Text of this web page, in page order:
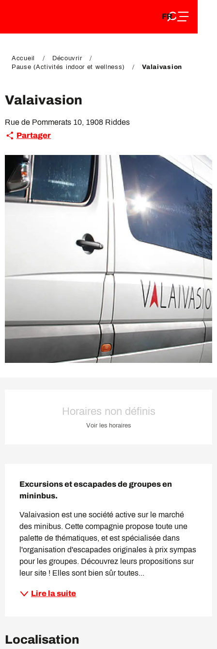
DE
FR
EN
Accueil
Découvrir
Pause (Activités indoor et wellness)
Valaivasion
Valaivasion
Rue de Pommerats 10, 1908 Riddes
Partager
Horaires non définis
Voir les horaires
Excursions et escapades de groupes en
mininbus.
Valaivasion est une société active sur le marché
des minibus. Cette compagnie propose toute une
palette de thématiques, et est spécialisée dans
l'organisation d'escapades originales à prix sympas
pour les groupes. Découvrez leurs propositions sur
leur site ! Elles sont bien sûr toutes...
Lire la suite
Localisation